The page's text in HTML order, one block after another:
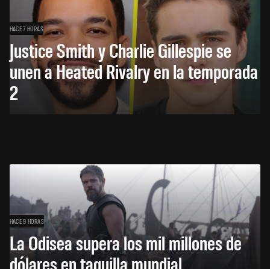
HACE 7 HORAS
Justice Smith y Charlie Gillespie se
unen a Heated Rivalry en la temporada
2
HACE 9 HORAS
La Odisea supera los mil millones de
dólares en taquilla mundial